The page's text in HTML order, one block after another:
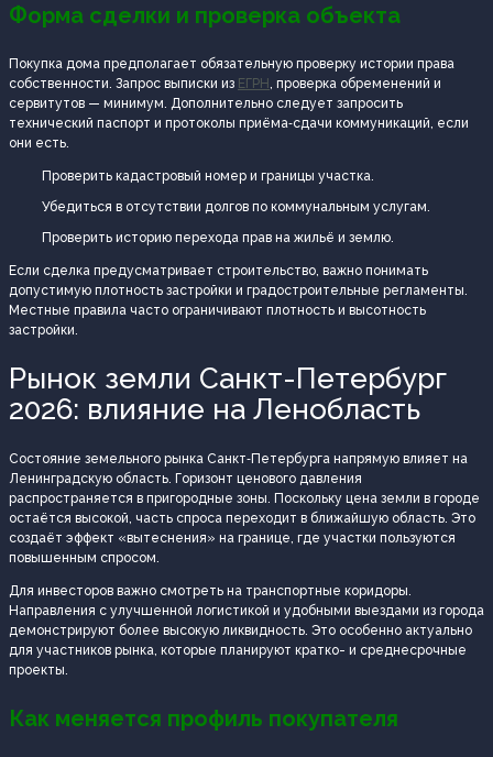
Форма сделки и проверка объекта
Покупка дома предполагает обязательную проверку истории права
собственности. Запрос выписки из ЕГРН, проверка обременений и
сервитутов — минимум. Дополнительно следует запросить
технический паспорт и протоколы приёма‑сдачи коммуникаций, если
они есть.
Проверить кадастровый номер и границы участка.
Убедиться в отсутствии долгов по коммунальным услугам.
Проверить историю перехода прав на жильё и землю.
Если сделка предусматривает строительство, важно понимать
допустимую плотность застройки и градостроительные регламенты.
Местные правила часто ограничивают плотность и высотность
застройки.
Рынок земли Санкт-Петербург
2026: влияние на Ленобласть
Состояние земельного рынка Санкт‑Петербурга напрямую влияет на
Ленинградскую область. Горизонт ценового давления
распространяется в пригородные зоны. Поскольку цена земли в городе
остаётся высокой, часть спроса переходит в ближайшую область. Это
создаёт эффект «вытеснения» на границе, где участки пользуются
повышенным спросом.
Для инвесторов важно смотреть на транспортные коридоры.
Направления с улучшенной логистикой и удобными выездами из города
демонстрируют более высокую ликвидность. Это особенно актуально
для участников рынка, которые планируют кратко- и среднесрочные
проекты.
Как меняется профиль покупателя